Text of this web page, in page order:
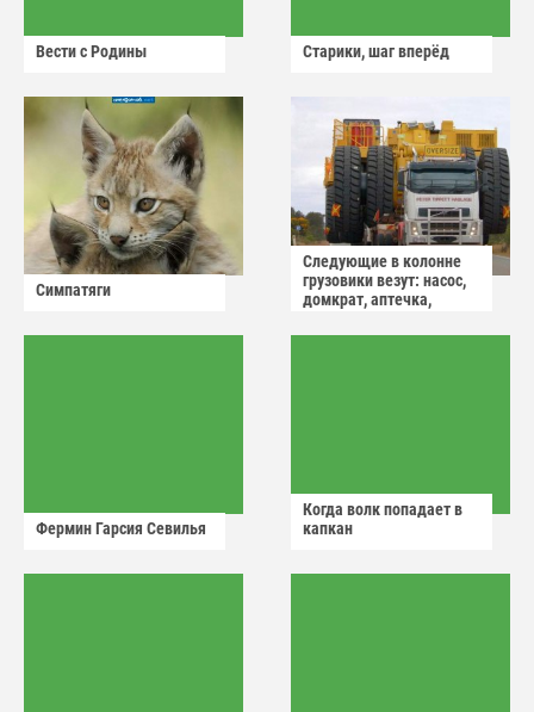
Вести с Родины Старики, шаг вперёд
Симпатяги
Следующие в колонне
грузовики везут: насос,
домкрат, аптечка,
Фермин Гарсия Севилья
Когда волк попадает в
капкан